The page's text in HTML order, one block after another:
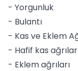
- Yorgunluk
- Bulantı
- Kas ve Eklem
- Hafif kas
- Eklem ağrıları